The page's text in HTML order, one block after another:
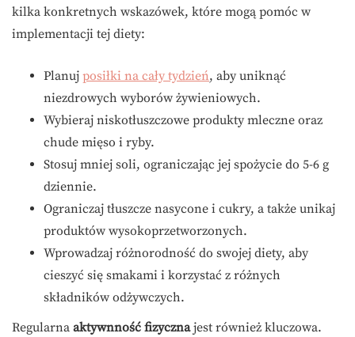
kilka konkretnych wskazówek, które mogą pomóc w
implementacji tej diety:
Planuj posiłki na cały tydzień, aby uniknąć
niezdrowych wyborów żywieniowych.
Wybieraj niskotłuszczowe produkty mleczne oraz
chude mięso i ryby.
Stosuj mniej soli, ograniczając jej spożycie do 5-6 g
dziennie.
Ograniczaj tłuszcze nasycone i cukry, a także unikaj
produktów wysokoprzetworzonych.
Wprowadzaj różnorodność do swojej diety, aby
cieszyć się smakami i korzystać z różnych
składników odżywczych.
Regularna aktywnność fizycznajest również kluczowa.